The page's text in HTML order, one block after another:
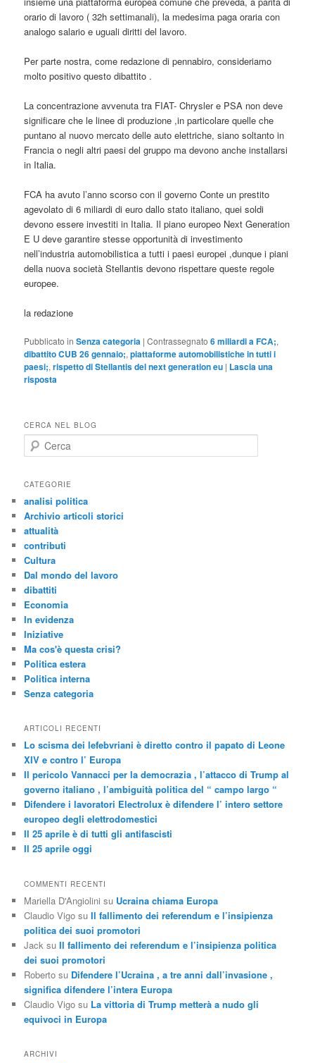
orario di lavoro ( 32h settimanali), la medesima paga oraria con
analogo salario e uguali diritti del lavoro.
Per parte nostra, come redazione di pennabiro, consideriamo
molto positivo questo dibattito .
La concentrazione avvenuta tra FIAT- Chrysler e PSA non deve
significare che le linee di produzione ,in particolare quelle che
puntano al nuovo mercato delle auto elettriche, siano soltanto in
Francia o negli altri paesi del gruppo ma devono anche installarsi
in Italia.
FCA ha avuto l’anno scorso con il governo Conte un prestito
agevolato di 6 miliardi di euro dallo stato italiano, quei soldi
devono essere investiti in Italia. Il piano europeo Next Generation
E U deve garantire stesse opportunità di investimento
nell’industria automobilistica a tutti i paesi europei ,dunque i piani
della nuova società Stellantis devono rispettare queste regole
europee.
la redazione
Pubblicato in Senza categoria |Contrassegnato 6 miliardi a FCA;,
dibattito CUB 26 gennaio;,piattaforme automobilistiche in tutti i
paesi;,rispetto di Stellantis del next generation eu | Lascia una
risposta
CERCA NEL BLOG
e
c
CATEGORIE
analisi politica
Archivio articoli storici
attualità
contributi
Cultura
Dal mondo del lavoro
dibattiti
Economia
In evidenza
Iniziative
Ma cos'è questa crisi?
Politica estera
Politica interna
Senza categoria
ARTICOLI RECENTI
Lo scisma dei lefebvriani è diretto contro il papato di Leone
XIV e contro l’ Europa
Il pericolo Vannacci per la democrazia , l’attacco di Trump al
governo italiano , l’ambiguità politica del “ campo largo “
Difendere i lavoratori Electrolux è difendere l’ intero settore
europeo degli elettrodomestici
Il 25 aprile è di tutti gli antifascisti
Il 25 aprile oggi
COMMENTI RECENTI
Mariella D'Angiolini su Ucraina chiama Europa
Claudio Vigo suIl fallimento dei referendum e l’insipienza
politica dei suoi promotori
Jack suIl fallimento dei referendum e l’insipienza politica
dei suoi promotori
Roberto su Difendere l’Ucraina , a tre anni dall’invasione ,
significa difendere l’intera Europa
Claudio Vigo su La vittoria di Trump metterà a nudo gli
equivoci in Europa
ARCHIVI